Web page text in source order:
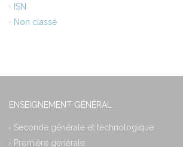
ISN
Non classé
ENSEIGNEMENT GÉNÉRAL
Seconde générale et technologique
Première générale